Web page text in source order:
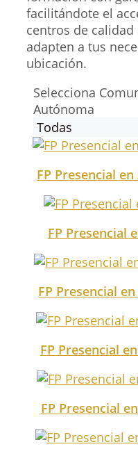
facilitándote el
centros de calidad
adapten a tus
ubicación.
Selecciona
Autónoma
FP Presencial
FP Presencial
FP Presencial
FP Presencial
FP Presencial